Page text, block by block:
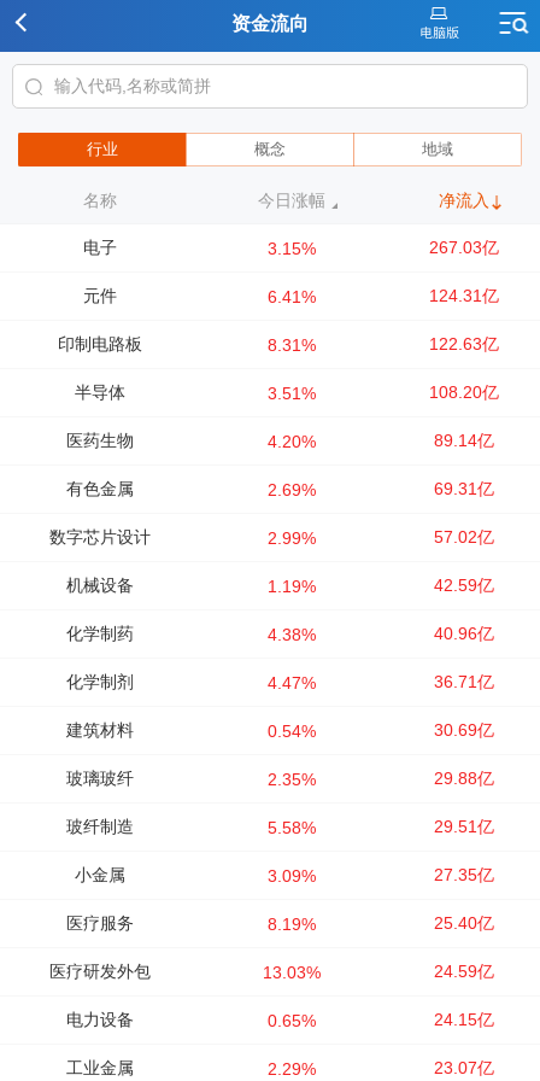
资金流向
行业 概念 地域
名称 今日涨幅 净流入
电子 3.15% 267.03亿
元件 6.41% 124.31亿
印制电路板 8.31% 122.63亿
半导体 3.51% 108.20亿
医药生物 4.20% 89.14亿
有色金属 2.69% 69.31亿
数字芯片设计 2.99% 57.02亿
机械设备 1.19% 42.59亿
化学制药 4.38% 40.96亿
化学制剂 4.47% 36.71亿
建筑材料 0.54% 30.69亿
玻璃玻纤 2.35% 29.88亿
玻纤制造 5.58% 29.51亿
小金属 3.09% 27.35亿
医疗服务 8.19% 25.40亿
医疗研发外包 13.03% 24.59亿
电力设备 0.65% 24.15亿
工业金属 2.29% 23.07亿